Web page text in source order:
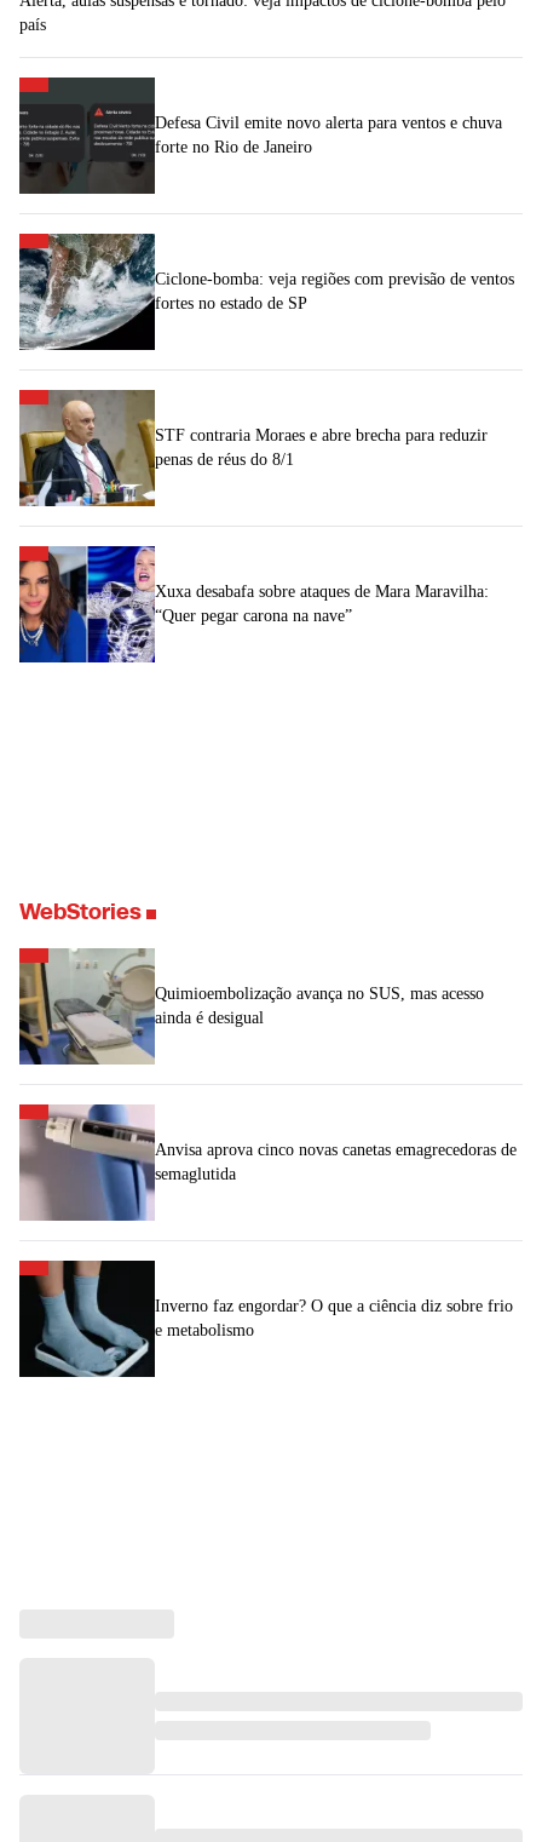
país
Defesa Civil emite novo alerta para ventos e chuva
forte no Rio de Janeiro
Ciclone-bomba: veja regiões com previsão de ventos
fortes no estado de SP
STF contraria Moraes e abre brecha para reduzir
penas de réus do 8/1
Xuxa desabafa sobre ataques de Mara Maravilha:
“Quer pegar carona na nave”
WebStories
Quimioembolização avança no SUS, mas acesso
ainda é desigual
Anvisa aprova cinco novas canetas emagrecedoras de
semaglutida
Inverno faz engordar? O que a ciência diz sobre frio
e metabolismo